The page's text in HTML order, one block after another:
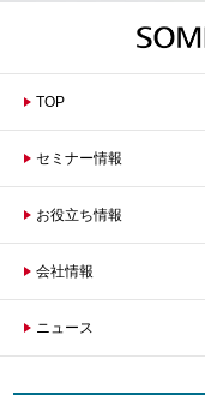
TOP
セミナー情報
保険者のお客さまへ
お役立ち情報
会社情報
会社概要
ニュース